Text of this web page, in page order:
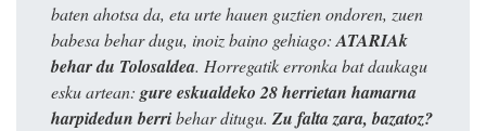
baten ahotsa da, eta urte hauen guztien ondoren, zuen
babesa behar dugu, inoiz baino gehiago: ATARIAk
behar du Tolosaldea. Horregatik erronka bat daukagu
esku artean: gure eskualdeko 28 herrietan hamarna
harpidedun berribehar ditugu. Zu falta zara, bazatoz?